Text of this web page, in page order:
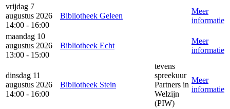
vrijdag 7
augustus 2026
14:00 - 16:00
Bibliotheek Geleen
Meer
informatie
maandag 10
augustus 2026
13:00 - 15:00
Bibliotheek Echt
Meer
informatie
dinsdag 11
augustus 2026
14:00 - 16:00
Bibliotheek Stein
tevens
spreekuur
Partners in
Welzijn
(PIW)
Meer
informatie